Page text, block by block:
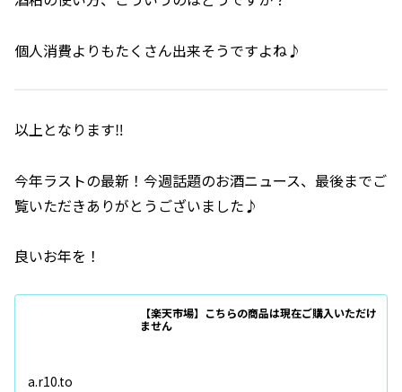
個人消費よりもたくさん出来そうですよね♪
以上となります‼️
今年ラストの最新！今週話題のお酒ニュース、最後までご
覧いただきありがとうございました♪
良いお年を！
【楽天市場】こちらの商品は現在ご購入いただけ
ません
a.r10.to